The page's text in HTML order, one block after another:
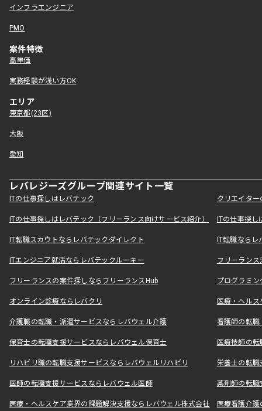
インフラエンジニア
PMO
案件特徴
高単価
実務経験が浅い方OK
エリア
東京都(23区)
大阪
愛知
レバレジーズグループ関連サイト一覧
ITの仕事探しはレバテック クリエイタ
ITの仕事探しはレバテック（フリーランス向けサービス紹介） ITの仕事探
IT転職スカウトならレバテックダイレクト IT転職なら
ITエンジニア就活ならレバテックルーキー フリーラン
フリーランスの案件探しならフリーランスHub プログラミ
オンライン診療ならレバクリ 医療・ヘル
介護職の転職・派遣サービスならレバウェル介護 看護師の転
保育士の転職支援サービスならレバウェル保育士 医療技師の
リハビリ職の転職支援サービスならレバウェルリハビリ 栄養士の転
医師の転職支援サービスならレバウェル医師 薬剤師の転
医療・ヘルスケア業界の課題解決支援ならレバウェル株式会社 医療看護介